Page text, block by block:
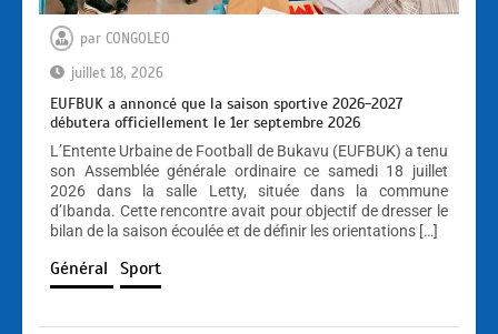
par CONGOLEO
juillet 18, 2026
EUFBUK a annoncé que la saison sportive 2026-2027
débutera officiellement le 1er septembre 2026
L’Entente Urbaine de Football de Bukavu (EUFBUK) a tenu
son Assemblée générale ordinaire ce samedi 18 juillet
2026 dans la salle Letty, située dans la commune
d’Ibanda. Cette rencontre avait pour objectif de dresser le
bilan de la saison écoulée et de définir les orientations […]
Général Sport